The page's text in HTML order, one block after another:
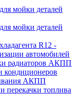
мойки деталей
мойки деталей
R12 -
автомобилей
радиаторов АКПП
кондиционеров
АКПП
перекачки топлива